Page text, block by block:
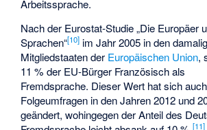
Arbeitssprache.
Nach der Eurostat-Studie „Die Europäer
Sprachen“[10] im Jahr 2005 in den
Mitgliedstaaten der Europäischen Union,
11 % der EU-Bürger Französisch als
Fremdsprache. Dieser Wert hat sich
Folgeumfragen in den Jahren 2012 und
geändert, wohingegen der Anteil des
[11]